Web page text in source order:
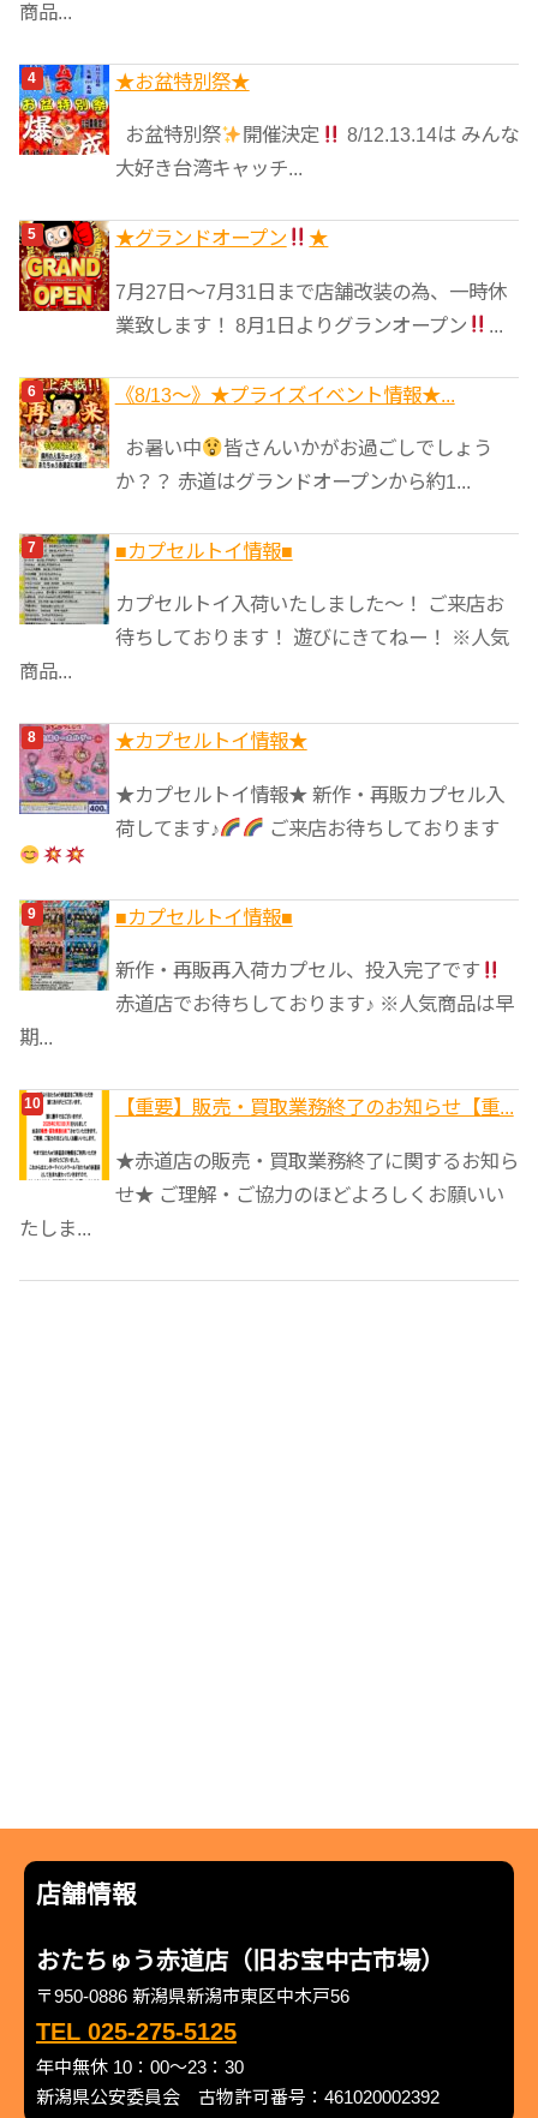
商品...
★️お盆特別祭★️
お盆特別祭 開催決定
8/12.13.14は みんな
大好き台湾キャッチ...
★グランドオープン ★
7月27日〜7月31日まで店舗改装の為、一時休
業致します！ 8月1日よりグランオープン
...
《8/13～》★️プライズイベント情報★...
お暑い中
皆さんいかがお過ごしでしょう
か？？ 赤道はグランドオープンから約1...
■カプセルトイ情報■
カプセルトイ入荷いたしました〜！ ご来店お
待ちしております！ 遊びにきてねー！ ※人気
商品...
★カプセルトイ情報★
★カプセルトイ情報★ 新作・再販カプセル入
荷してます♪
ご来店お待ちしております
■カプセルトイ情報■
新作・再販再入荷カプセル、投入完了です
赤道店でお待ちしております♪ ※人気商品は早
期...
【重要】販売・買取業務終了のお知らせ【重...
★赤道店の販売・買取業務終了に関するお知ら
せ★ ご理解・ご協力のほどよろしくお願いい
たしま...
店舗情報
おたちゅう赤道店（旧お宝中古市場）
〒950-0886 新潟県新潟市東区中木戸56
TEL 025-275-5125
年中無休 10：00～23：30
新潟県公安委員会 古物許可番号：461020002392